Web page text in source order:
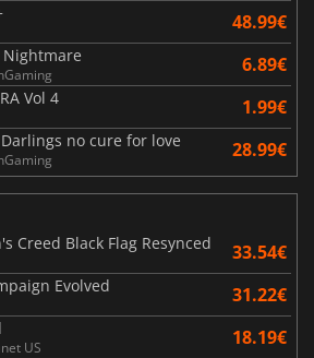
48.99€
6.89€
Vol 4 1.99€
no cure for love 28.99€
Creed Black Flag Resynced
33.54€
Evolved 31.22€
US 18.19€